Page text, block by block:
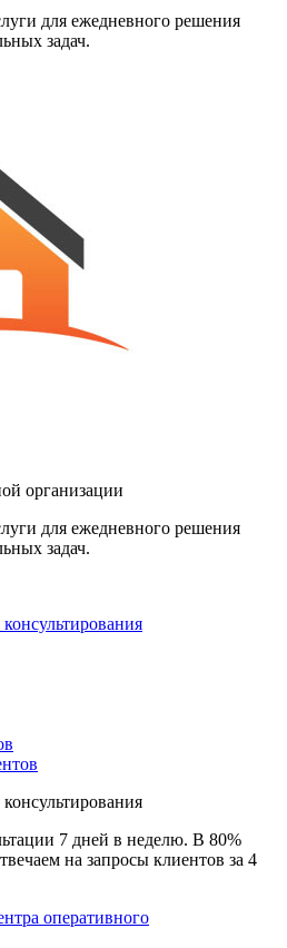
для ежедневного решения
задач.
организации
для ежедневного решения
задач.
7 дней в неделю. В 80%
на запросы клиентов за 4
оперативного